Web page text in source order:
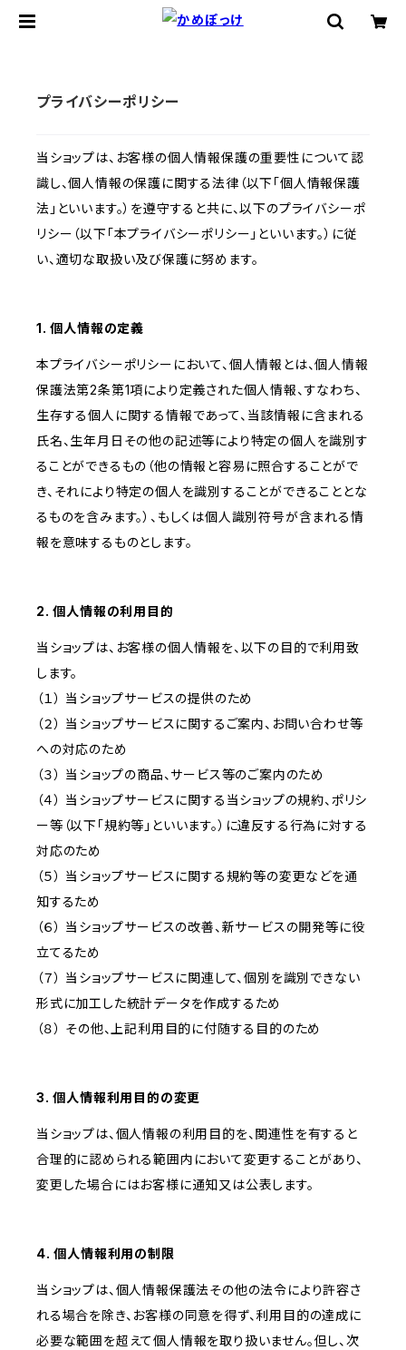
プライバシーポリシー
当ショップは、お客様の個人情報保護の重要性について認
識し、個人情報の保護に関する法律（以下「個人情報保護
法」といいます。）を遵守すると共に、以下のプライバシーポ
リシー（以下「本プライバシーポリシー」といいます。）に従
い、適切な取扱い及び保護に努めます。
1. 個人情報の定義
本プライバシーポリシーにおいて、個人情報とは、個人情報
保護法第2条第1項により定義された個人情報、すなわち、
生存する個人に関する情報であって、当該情報に含まれる
氏名、生年月日その他の記述等により特定の個人を識別す
ることができるもの（他の情報と容易に照合することがで
き、それにより特定の個人を識別することができることとな
るものを含みます。）、もしくは個人識別符号が含まれる情
報を意味するものとします。
2. 個人情報の利用目的
当ショップは、お客様の個人情報を、以下の目的で利用致
します。
（１） 当ショップサービスの提供のため
（２） 当ショップサービスに関するご案内、お問い合わせ等
への対応のため
（３） 当ショップの商品、サービス等のご案内のため
（４） 当ショップサービスに関する当ショップの規約、ポリシ
ー等（以下「規約等」といいます。）に違反する行為に対する
対応のため
（５） 当ショップサービスに関する規約等の変更などを通
知するため
（６） 当ショップサービスの改善、新サービスの開発等に役
立てるため
（７） 当ショップサービスに関連して、個別を識別できない
形式に加工した統計データを作成するため
（８） その他、上記利用目的に付随する目的のため
3. 個人情報利用目的の変更
当ショップは、個人情報の利用目的を、関連性を有すると
合理的に認められる範囲内において変更することがあり、
変更した場合にはお客様に通知又は公表します。
4. 個人情報利用の制限
当ショップは、個人情報保護法その他の法令により許容さ
れる場合を除き、お客様の同意を得ず、利用目的の達成に
必要な範囲を超えて個人情報を取り扱いません。但し、次